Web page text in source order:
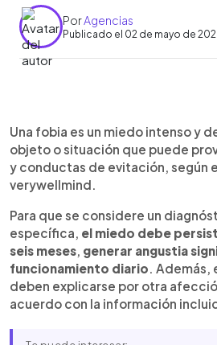
PorAgencias
Publicado el 02 de mayo de
► Escuchar artículo
Las fobias específicas son
desproporcionados hacia
que pueden generar ansiedad
vida diaria. El material describe
el miedo a las gallinas, a
los espejos. También incluye
como el temor a las palabras
chicle o incluso a las propias
origen puede estar ligado a
o factores de salud, estas
Una fobia es un miedo intenso y
objeto o situación que puede
y conductas de evitación, según
verywellmind.
Para que se considere un
específica, el miedo debe
seis meses, generar angustia
funcionamiento diario. Además,
deben explicarse por otra
acuerdo con la información